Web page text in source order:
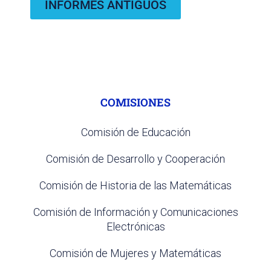
INFORMES ANTIGUOS
COMISIONES
Comisión de Educación
Comisión de Desarrollo y Cooperación
Comisión de Historia de las Matemáticas
Comisión de Información y Comunicaciones
Electrónicas
Comisión de Mujeres y Matemáticas